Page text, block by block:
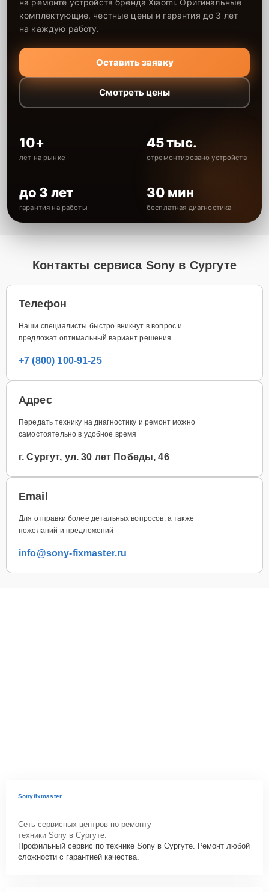
комплектующие, честные цены и гарантия до 3 лет
на каждую работу.
Оставить заявку
Смотреть цены
10+
лет на рынке
45 тыс.
отремонтировано устройств
до 3 лет
гарантия на работы
30 мин
бесплатная диагностика
Контакты сервиса Sony в Сургуте
Телефон
Наши специалисты быстро вникнут в вопрос и
предложат оптимальный вариант решения
+7 (800) 100-91-25
Адрес
Передать технику на диагностику и ремонт можно
самостоятельно в удобное время
г. Сургут, ул. 30 лет Победы, 46
Email
Для отправки более детальных вопросов, а также
пожеланий и предложений
info@sony-fixmaster.ru
Sonyfixmaster
Сеть сервисных центров по ремонту
техники Sony в Сургуте.
Профильный сервис по технике Sony в Сургуте. Ремонт любой
сложности с гарантией качества.